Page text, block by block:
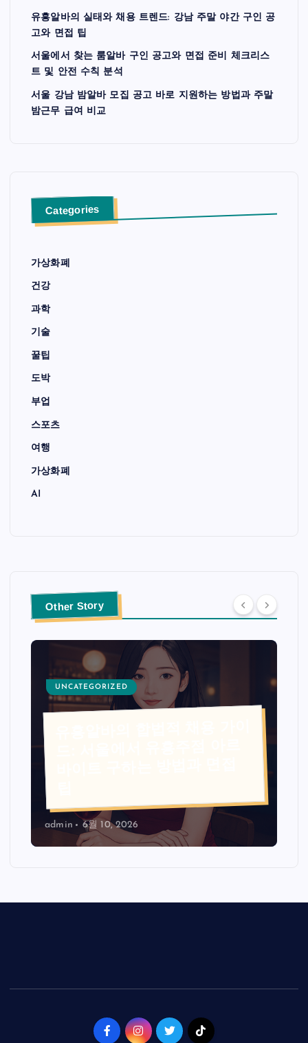
유흥알바의 실태와 채용 트렌드: 강남 주말 야간 구인 공
고와 면접 팁
서울에서 찾는 룸알바 구인 공고와 면접 준비 체크리스
트 및 안전 수칙 분석
서울 강남 밤알바 모집 공고 바로 지원하는 방법과 주말
밤근무 급여 비교
Categories
가상화폐
건강
과학
기술
꿀팁
도박
부업
스포츠
여행
가상화폐
AI
Other Story
UNCATEGORIZED
admin 6월 10, 2026